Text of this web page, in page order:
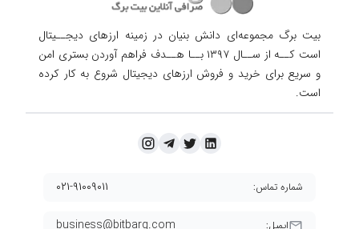
بیت برگ مجموعه‌ای دانش بنیان در زمینه ارزهای دیجــیتال
است کــه از ســال ۱۳۹۷ بــا هــدف فراهم آوردن
بستری امن
و سریع برای خرید و فروش ارزهای دیجیتال شروع به کار کرده
است.
ایمیل: business@bitbarg.com
شماره تماس: ۰۲۱-۹۱۰۰۹۰۱۱